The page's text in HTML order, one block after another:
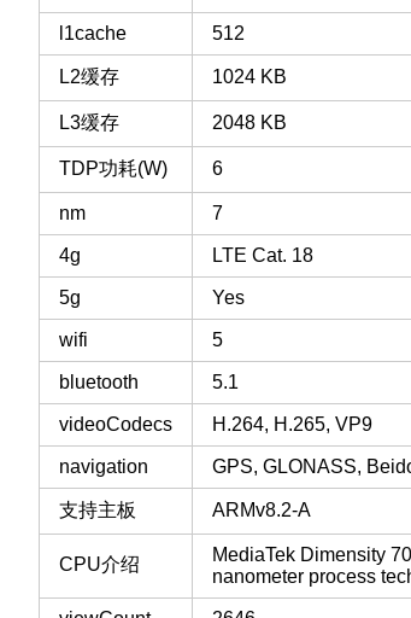
l1cache 512
L2缓存 1024 KB
L3缓存 2048 KB
TDP功耗(W) 6
nm 7
4g LTE Cat. 18
5g Yes
wifi 5
bluetooth 5.1
videoCodecs H.264, H.265, VP9
navigation GPS, GLONASS,
支持主板 ARMv8.2-A
CPU介绍
MediaTek Dimensity
nanometer process